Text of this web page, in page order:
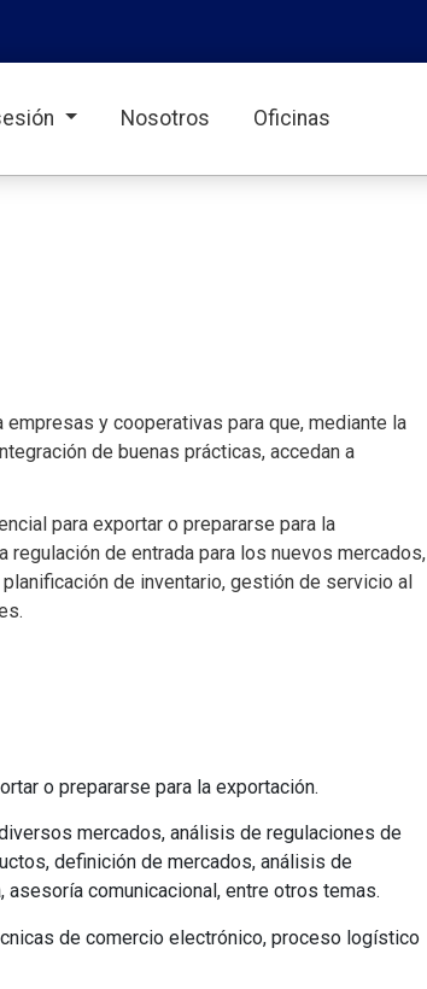
Nosotros Oficinas
y cooperativas para que, mediante la
de buenas prácticas, accedan a
para exportar o prepararse para la
de entrada para los nuevos mercados,
de inventario, gestión de servicio al
o prepararse para la exportación.
mercados, análisis de regulaciones de
definición de mercados, análisis de
comunicacional, entre otros temas.
de comercio electrónico, proceso logístico